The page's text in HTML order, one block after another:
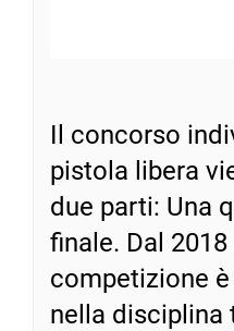
Il concorso
pistola libera
due parti: Una
finale. Dal
competizione
nella disciplina